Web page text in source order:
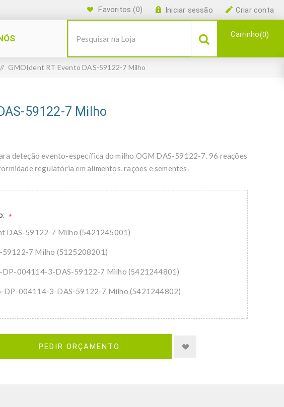
Criar conta
Iniciar sessão
Favoritos (0)
Carrinho 0
/ GMOIdent RT Evento DAS-59122-7 Milho
59122-7 Milho
deteção evento-específica do milho OGM DAS-59122-7. 96 reações
regulatória em alimentos, rações e sementes.
*
DAS-59122-7 Milho (5421245001)
59122-7 Milho (5125208201)
DP-004114-3-DAS-59122-7 Milho (5421244801)
DP-004114-3-DAS-59122-7 Milho (5421244802)
PEDIR ORÇAMENTO